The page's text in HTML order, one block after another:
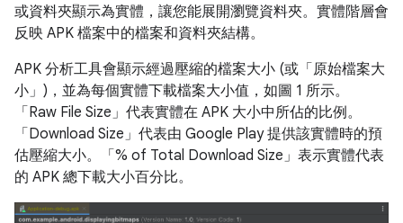
或資料夾顯示為實體，讓您能展開瀏覽資料夾。實體階層會
反映 APK 檔案中的檔案和資料夾結構。
APK 分析工具會顯示經過壓縮的檔案大小 (或「原始檔案大
小」)，並為每個實體下載檔案大小值，如圖 1 所示。
「Raw File Size」 代表實體在 APK 大小中所佔的比例。
「Download Size」 代表由 Google Play 提供該實體時的預
估壓縮大小。「% of Total Download Size」 表示實體代表
的 APK 總下載大小百分比。